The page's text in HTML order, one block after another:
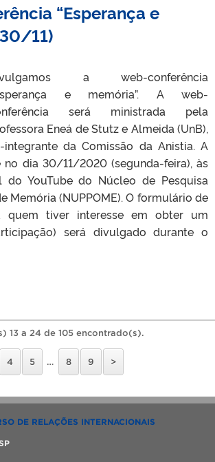
“Esperança e
11)
a web-conferência
e memória”. A web-
será ministrada pela
Eneá de Stutz e Almeida (UnB),
integrante da Comissão da Anistia. A
dia 30/11/2020 (segunda-feira), às
do YouTube do Núcleo de Pesquisa
Memória (NUPPOME). O formulário de
quem tiver interesse em obter um
será divulgado durante o
13 a 24 de 105 encontrado(s).
4 5 … 8 9 >
DE RELAÇÕES INTERNACIONAIS